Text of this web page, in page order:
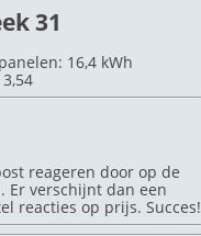
31
16,4 kWh
reageren door op de
Er verschijnt dan een
reacties op prijs. Succes!